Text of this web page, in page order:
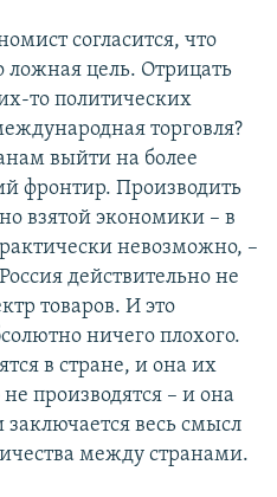
согласится, что
цель. Отрицать
то политических
торговля?
выйти на более
фронтир. Производить
взятой экономики – в
невозможно, –
действительно не
товаров. И это
ничего плохого.
в стране, и она их
производятся – и она
весь смысл
между странами.